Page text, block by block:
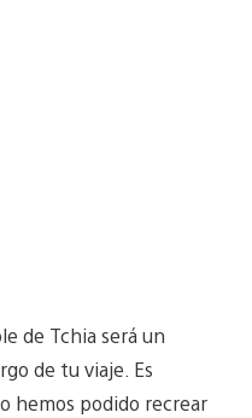
de Tchia será un
de tu viaje. Es
hemos podido recrear